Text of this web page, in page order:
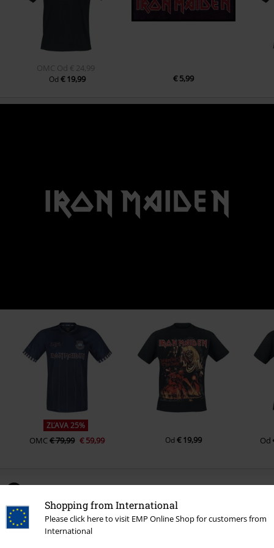
Shopping from International
Please click here to visit EMP Online Shop for customers from
International
OMC Od € 24,99
Od€ 19,99 € 5,99
ZĽAVA 25%
OMC€ 79,99 € 59,99 Od € 19,99 Od
0 Hodnotení
Podeľte sa o váš názor "Iron Maiden Logo".